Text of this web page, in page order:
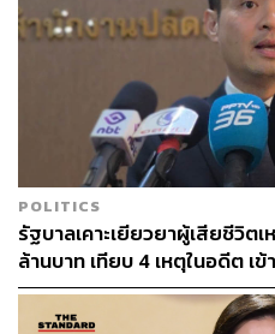
POLITICS
รัฐบาลเคาะเยียวยาผู้เสียชีวิตเ
ล้านบาท เทียบ 4 เหตุในอดีต
เร่งจ่ายโดยเร็ว